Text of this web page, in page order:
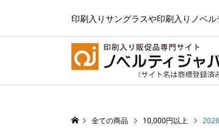
印刷入りサングラスや印刷入りノベ
全ての商品 10,000円以上